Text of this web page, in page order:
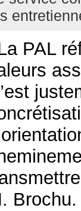
PAL
Brochu.